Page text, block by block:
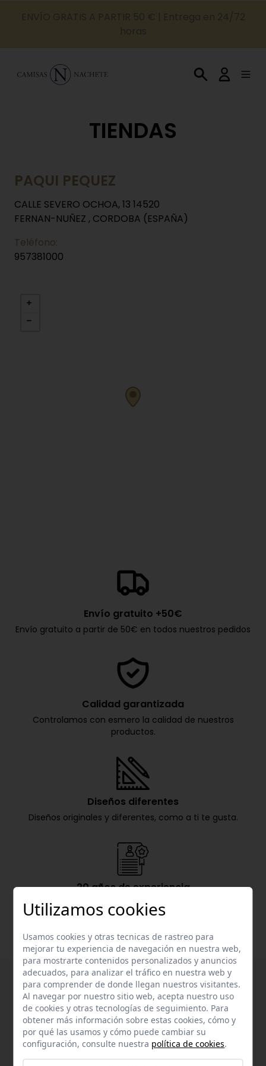
TIENDAS
PAQUI PEQUEZ
CALLE SEVERO OCHOA, 13 14520
FERNAN-NUÑEZ , CORDOBA (ESPAÑA)
Teléfono:
957381000
Envío gratuito +50€
Envío gratuito a partir de 50€ en todos nuestros pedidos
Calidad garantizada
Controlamos con esmero la calidad de nuestros
productos.
Diseños diferentes
Diseños originales y diferentes, como a ti te gusta.
20 años de experiencia
Nachete lleva más de 20 años en el mercado de la
confección infantil.
Utilizamos cookies
Usamos cookies y otras tecnicas de rastreo para
mejorar tu experiencia de navegación en nuestra web,
para mostrarte contenidos personalizados y anuncios
adecuados, para analizar el tráfico en nuestra web y
para comprender de donde llegan nuestros visitantes.
Al navegar por nuestro sitio web, acepta nuestro uso
de cookies y otras tecnologías de seguimiento. Para
obtener más información sobre estas cookies, cómo y
por qué las usamos y cómo puede cambiar su
configuración, consulte nuestra política de cookies.